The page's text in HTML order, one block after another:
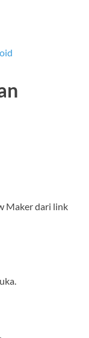
Maker dari link